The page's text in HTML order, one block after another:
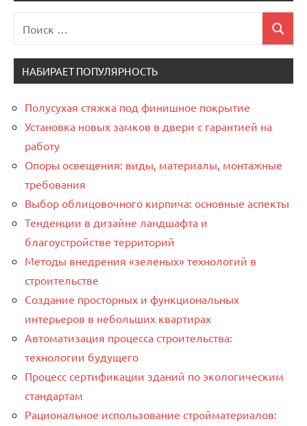
для:
Поиск
НАБИРАЕТ ПОПУЛЯРНОСТЬ
Полусухая стяжка под финишное покрытие
Установка новых замков в двери с гарантией на
работу
Опоры освещения: виды, материалы, монтажные
требования
Выбор облицовочного кирпича: основные аспекты
Тенденции в дизайне ландшафта и
благоустройстве территорий
Методы внедрения «зеленых» технологий в
строительстве
Создание просторных и функциональных
интерьеров в небольших квартирах
Автоматизация процесса строительства:
технологии будущего
Процесс сертификации зданий по экологическим
стандартам
Рациональное использование стройматериалов: